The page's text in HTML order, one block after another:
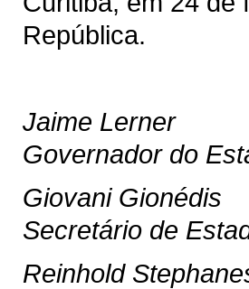
República.
Jaime Lerner
Governador do
Giovani Gionédis
Secretário de
Reinhold